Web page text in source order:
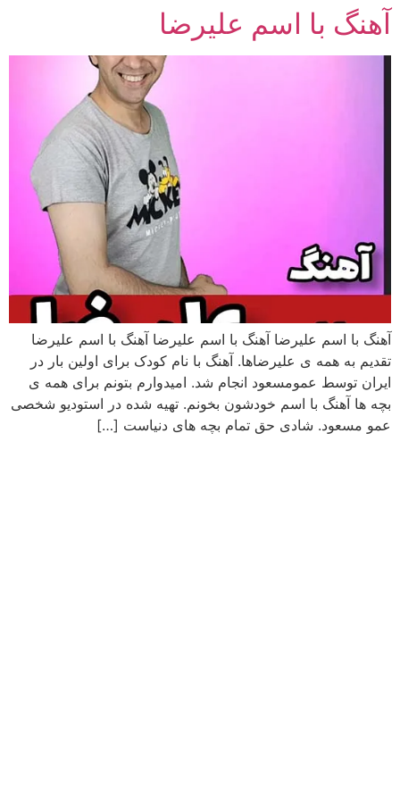
پرش
محتوا
آهنگ با اسم علیرضا
آهنگ با اسم علیرضا آهنگ با اسم علیرضا آهنگ با اسم علیرضا
تقدیم به همه ی علیرضاها. آهنگ با نام کودک برای اولین بار در
ایران توسط عمومسعود انجام شد. امیدوارم بتونم برای همه ی
بچه ها آهنگ با اسم خودشون بخونم. تهیه شده در استودیو شخصی
عمو مسعود. شادی حق تمام بچه های دنیاست […]